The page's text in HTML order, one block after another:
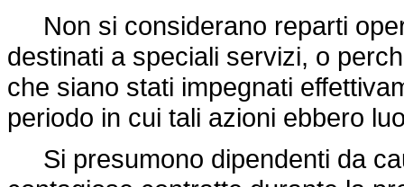
Non si considerano reparti
destinati a speciali servizi, o
che siano stati impegnati
periodo in cui tali azioni ebbero
Si presumono dipendenti da